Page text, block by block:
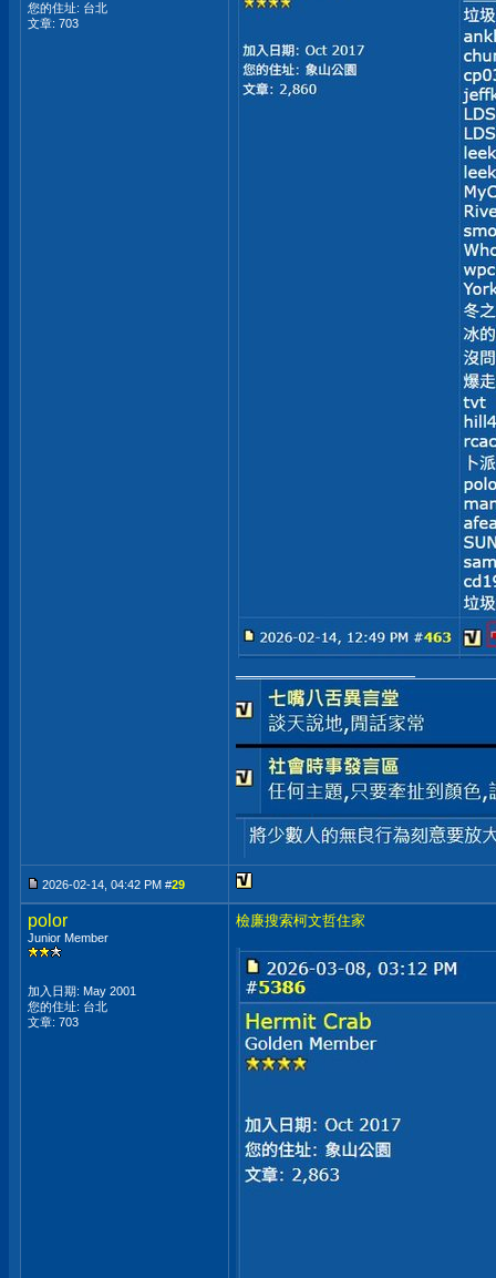
您的住址: 台北
文章: 703
2026-02-14, 04:42 PM #29
polor
Junior Member
加入日期: May 2001
您的住址: 台北
文章: 703
檢廉搜索柯文哲住家